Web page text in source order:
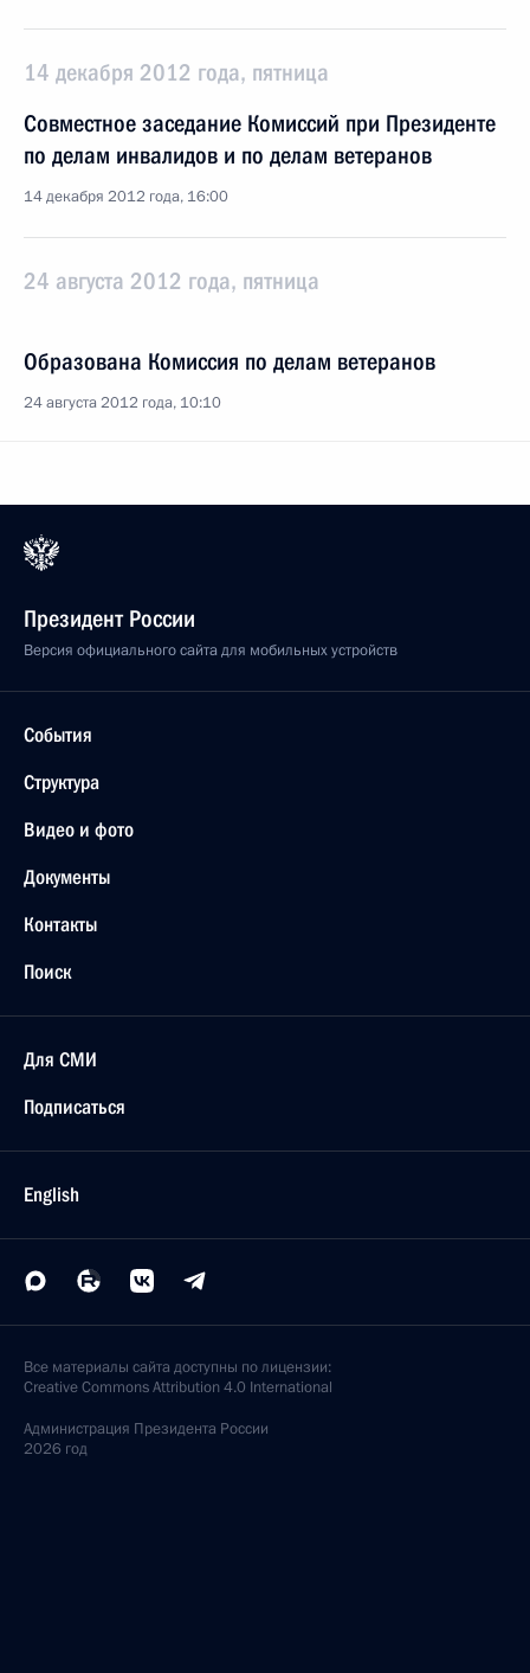
14 декабря 2012 года, пятница
Совместное заседание Комиссий при Президенте
по делам инвалидов и по делам ветеранов
14 декабря 2012 года, 16:00
24 августа 2012 года, пятница
Образована Комиссия по делам ветеранов
24 августа 2012 года, 10:10
Президент России
Версия официального сайта для мобильных устройств
События
Структура
Видео и фото
Документы
Контакты
Поиск
Для СМИ
Подписаться
English
Все материалы сайта доступны по лицензии:
Creative Commons Attribution 4.0 International
Администрация Президента России
2026 год